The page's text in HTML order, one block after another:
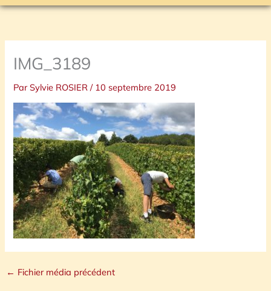
IMG_3189
ParSylvie ROSIER/ 10 septembre 2019
← Fichier média précédent